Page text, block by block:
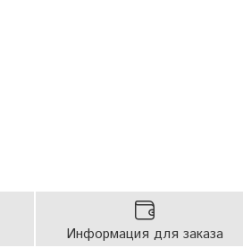
Информация для заказа